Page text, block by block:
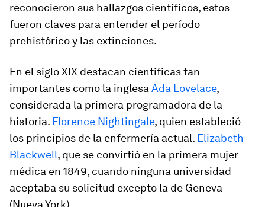
reconocieron sus hallazgos científicos, estos
fueron claves para entender el período
prehistórico y las extinciones.
En el siglo XIX destacan científicas tan
importantes como la inglesa Ada Lovelace,
considerada la primera programadora de la
historia. Florence Nightingale, quien estableció
los principios de la enfermería actual. Elizabeth
Blackwell, que se convirtió en la primera mujer
médica en 1849, cuando ninguna universidad
aceptaba su solicitud excepto la de Geneva
(Nueva York).